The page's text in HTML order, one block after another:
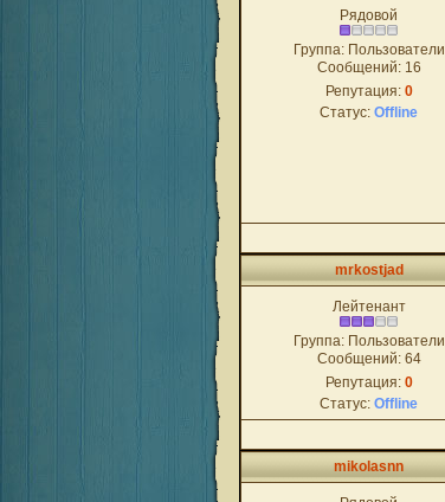
Рядовой
Группа: Пользователи
Сообщений: 16
Репутация: 0
Статус: Offline
mrkostjad
Лейтенант
Группа: Пользователи
Сообщений: 64
Репутация: 0
Статус: Offline
mikolasnn